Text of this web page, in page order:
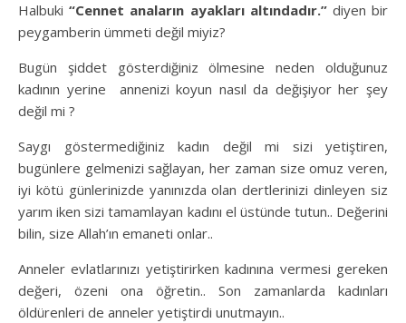
Halbuki “Cennet anaların ayakları altındadır.”diyen bir
peygamberin ümmeti değil miyiz?
Bugün şiddet gösterdiğiniz ölmesine neden olduğunuz
kadının yerine annenizi koyun nasıl da değişiyor her şey
değil mi ?
Saygı göstermediğiniz kadın değil mi sizi yetiştiren,
bugünlere gelmenizi sağlayan, her zaman size omuz veren,
iyi kötü günlerinizde yanınızda olan dertlerinizi dinleyen siz
yarım iken sizi tamamlayan kadını el üstünde tutun.. Değerini
bilin, size Allah’ın emaneti onlar..
Anneler evlatlarınızı yetiştirirken kadınına vermesi gereken
değeri, özeni ona öğretin.. Son zamanlarda kadınları
öldürenleri de anneler yetiştirdi unutmayın..